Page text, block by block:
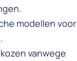
modellen voor
vanwege